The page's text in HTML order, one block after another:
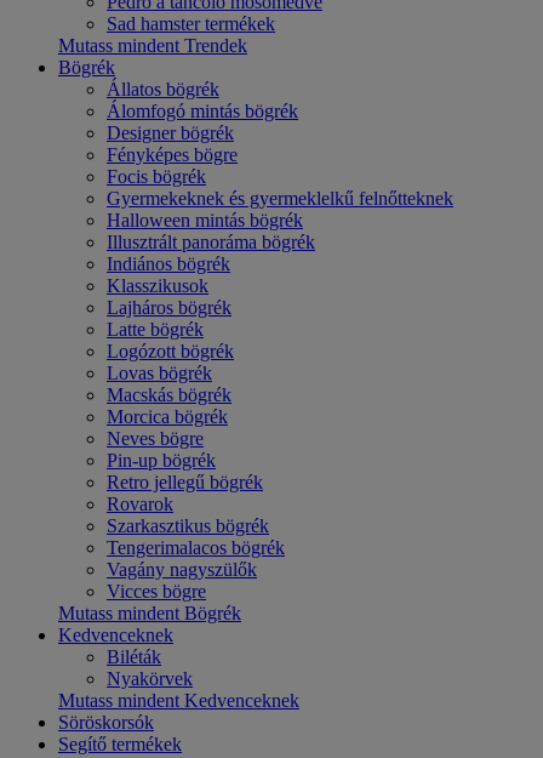
Sad hamster termékek
Mutass mindent Trendek
Bögrék
Állatos bögrék
Álomfogó mintás bögrék
Designer bögrék
Fényképes bögre
Focis bögrék
Gyermekeknek és gyermeklelkű felnőtteknek
Halloween mintás bögrék
Illusztrált panoráma bögrék
Indiános bögrék
Klasszikusok
Lajháros bögrék
Latte bögrék
Logózott bögrék
Lovas bögrék
Macskás bögrék
Morcica bögrék
Neves bögre
Pin-up bögrék
Retro jellegű bögrék
Rovarok
Szarkasztikus bögrék
Tengerimalacos bögrék
Vagány nagyszülők
Vicces bögre
Mutass mindent Bögrék
Kedvenceknek
Biléták
Nyakörvek
Mutass mindent Kedvenceknek
Söröskorsók
Segítő termékek